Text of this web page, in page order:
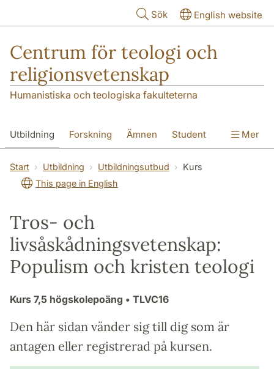
Sök English website
Centrum för teologi och
religionsvetenskap
Humanistiska och teologiska fakulteterna
Utbildning Forskning Ämnen Student
Institutionen
Mer
Start Utbildning Utbildningsutbud
Kurs
This page in English
Tros- och
livsåskådningsvetenskap:
Populism och kristen teologi
Kurs 7,5 högskolepoäng • TLVC16
Den här sidan vänder sig till dig som är
antagen eller registrerad på kursen.